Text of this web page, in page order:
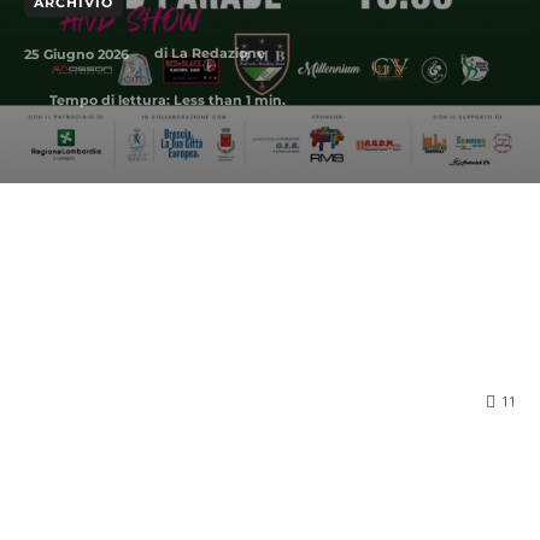
25 Giugno 2026 di La Redazione
Tempo di lettura: Less than 1 min.
11